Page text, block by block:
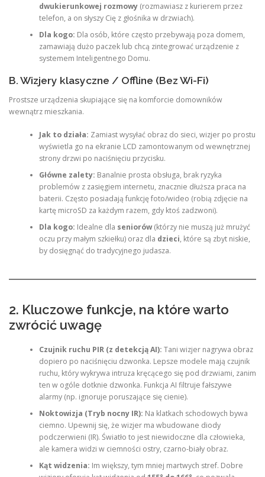
dwukierunkowej rozmowy(rozmawiasz z kurierem przez
telefon, a on słyszy Cię z głośnika w drzwiach).
Dla kogo: Dla osób, które często przebywają poza domem,
zamawiają dużo paczek lub chcą zintegrować urządzenie z
systemem Inteligentnego Domu.
B. Wizjery klasyczne / Offline (Bez Wi-Fi)
Prostsze urządzenia skupiające się na komforcie domowników
wewnątrz mieszkania.
Jak to działa: Zamiast wysyłać obraz do sieci, wizjer po prostu
wyświetla go na ekranie LCD zamontowanym od wewnętrznej
strony drzwi po naciśnięciu przycisku.
Główne zalety: Banalnie prosta obsługa, brak ryzyka
problemów z zasięgiem internetu, znacznie dłuższa praca na
baterii. Często posiadają funkcję foto/wideo (robią zdjęcie na
kartę microSD za każdym razem, gdy ktoś zadzwoni).
Dla kogo: Idealne dla seniorów(którzy nie muszą już mrużyć
oczu przy małym szkiełku) oraz dla dzieci, które są zbyt niskie,
by dosięgnąć do tradycyjnego judasza.
2. Kluczowe funkcje, na które warto
zwrócić uwagę
Czujnik ruchu PIR (z detekcją AI): Tani wizjer nagrywa obraz
dopiero po naciśnięciu dzwonka. Lepsze modele mają czujnik
ruchu, który wykrywa intruza kręcącego się pod drzwiami, zanim
ten w ogóle dotknie dzwonka. Funkcja AI filtruje fałszywe
alarmy (np. ignoruje poruszające się cienie).
Noktowizja (Tryb nocny IR): Na klatkach schodowych bywa
ciemno. Upewnij się, że wizjer ma wbudowane diody
podczerwieni (IR). Światło to jest niewidoczne dla człowieka,
ale kamera widzi w ciemności ostry, czarno-biały obraz.
Kąt widzenia: Im większy, tym mniej martwych stref. Dobre